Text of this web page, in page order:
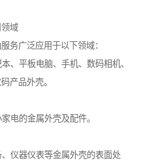
域
务广泛应用于以下领域：
、平板电脑、手机、数码相机、
产品外壳。
电的金属外壳及配件。
仪器仪表等金属外壳的表面处